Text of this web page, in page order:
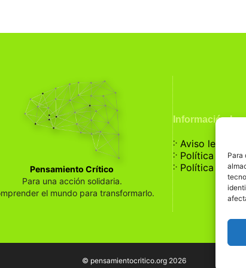
Para
Pensamiento Crítico
Para una acción solidaria.
el mundo para transformarlo.
Información
჻Aviso legal
჻Política de
჻Política de
© pensamientocritico.org 2026